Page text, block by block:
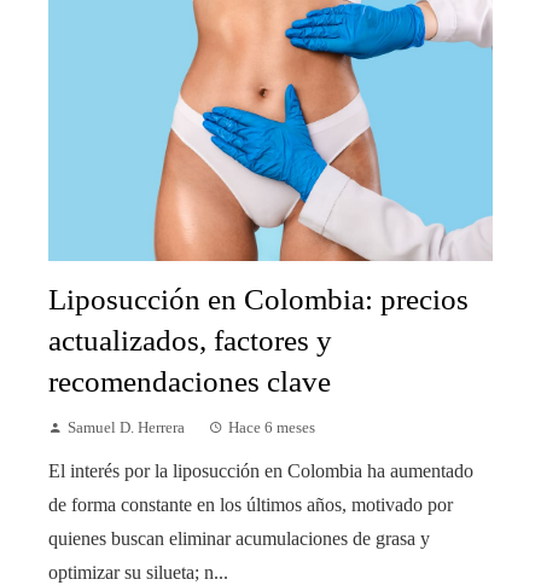
Liposucción en Colombia: precios
actualizados, factores y
recomendaciones clave
Samuel D. Herrera Hace 6 meses
El interés por la liposucción en Colombia ha aumentado
de forma constante en los últimos años, motivado por
quienes buscan eliminar acumulaciones de grasa y
optimizar su silueta; n...